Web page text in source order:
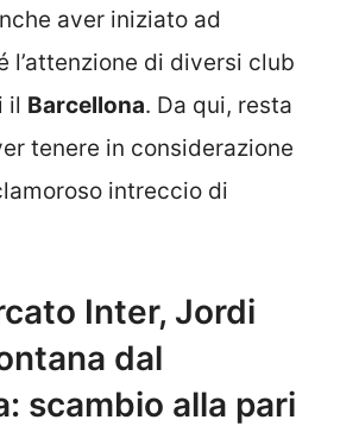
aver iniziato ad
l’attenzione di diversi club
il Barcellona. Da qui, resta
tenere in considerazione
intreccio di
Inter, Jordi
dal
scambio alla pari